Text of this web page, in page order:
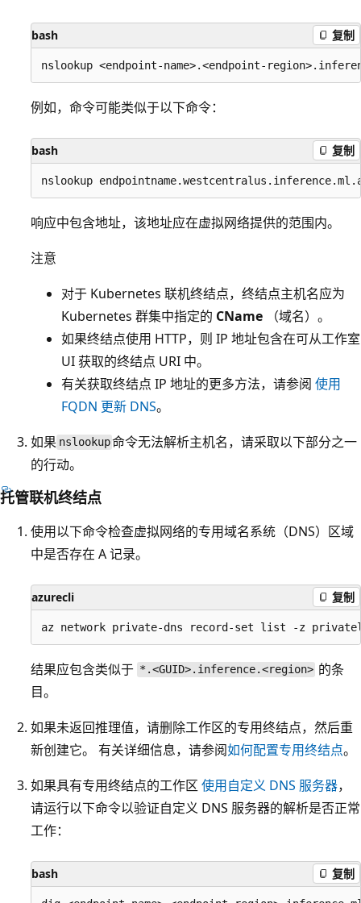
bash 复制
例如，命令可能类似于以下命令：
bash 复制
响应中包含地址，该地址应在虚拟网络提供的范围内。
注意
对于 Kubernetes 联机终结点，终结点主机名应为
Kubernetes 群集中指定的 CName （域名）。
如果终结点使用 HTTP，则 IP 地址包含在可从工作室
UI 获取的终结点 URI 中。
有关获取终结点 IP 地址的更多方法，请参阅 使用
FQDN 更新 DNS。
如果 nslookup命令无法解析主机名，请采取以下部分之一
的行动。
托管联机终结点
使用以下命令检查虚拟网络的专用域名系统（DNS）区域
中是否存在 A 记录。
azurecli 复制
结果应包含类似于 *.<GUID>.inference.<region> 的条
目。
如果未返回推理值，请删除工作区的专用终结点，然后重
新创建它。 有关详细信息，请参阅如何配置专用终结点。
如果具有专用终结点的工作区 使用自定义 DNS 服务器，
请运行以下命令以验证自定义 DNS 服务器的解析是否正常
工作：
bash 复制